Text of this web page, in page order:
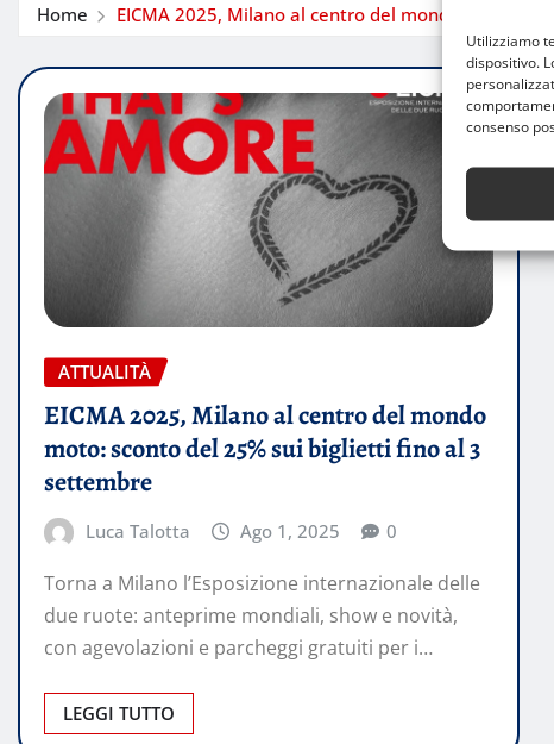
Utilizziamo
dispositivo.
consenso
Home EICMA 2025, Milano al centro del mondo moto:
ATTUALITÀ
EICMA 2025, Milano al centro del mondo
moto: sconto del 25% sui biglietti fino al 3
settembre
Luca Talotta Ago 1, 2025 0
Torna a Milano l’Esposizione internazionale delle
due ruote: anteprime mondiali, show e novità,
con agevolazioni e parcheggi gratuiti per i…
LEGGI TUTTO